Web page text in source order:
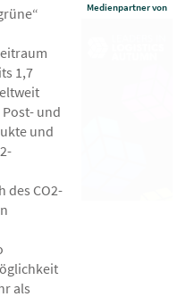
Medienpartner von
1,7
und
und
des CO2-
als